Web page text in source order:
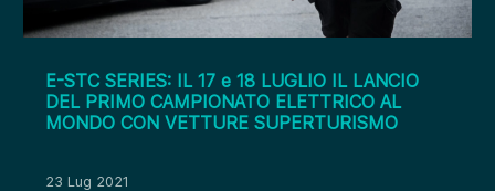
E-STC SERIES: IL 17 e 18 LUGLIO IL LANCIO
DEL PRIMO CAMPIONATO ELETTRICO AL
MONDO CON VETTURE SUPERTURISMO
23 Lug 2021